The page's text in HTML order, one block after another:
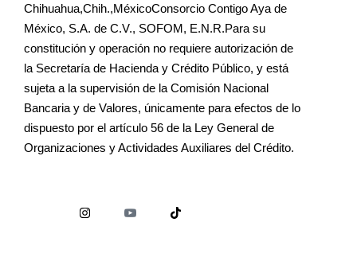
Chihuahua,Chih.,MéxicoConsorcio Contigo Aya de
México, S.A. de C.V., SOFOM, E.N.R.Para su
constitución y operación no requiere autorización de
la Secretaría de Hacienda y Crédito Público, y está
sujeta a la supervisión de la Comisión Nacional
Bancaria y de Valores, únicamente para efectos de lo
dispuesto por el artículo 56 de la Ley General de
Organizaciones y Actividades Auxiliares del Crédito.